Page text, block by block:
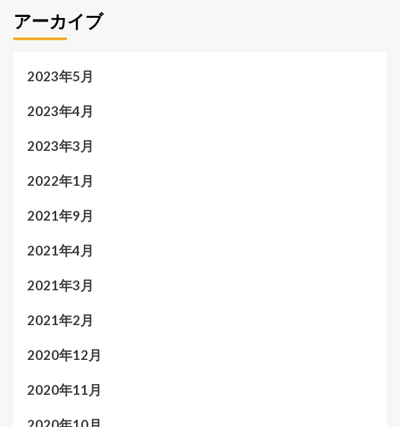
アーカイブ
2023年5月
2023年4月
2023年3月
2022年1月
2021年9月
2021年4月
2021年3月
2021年2月
2020年12月
2020年11月